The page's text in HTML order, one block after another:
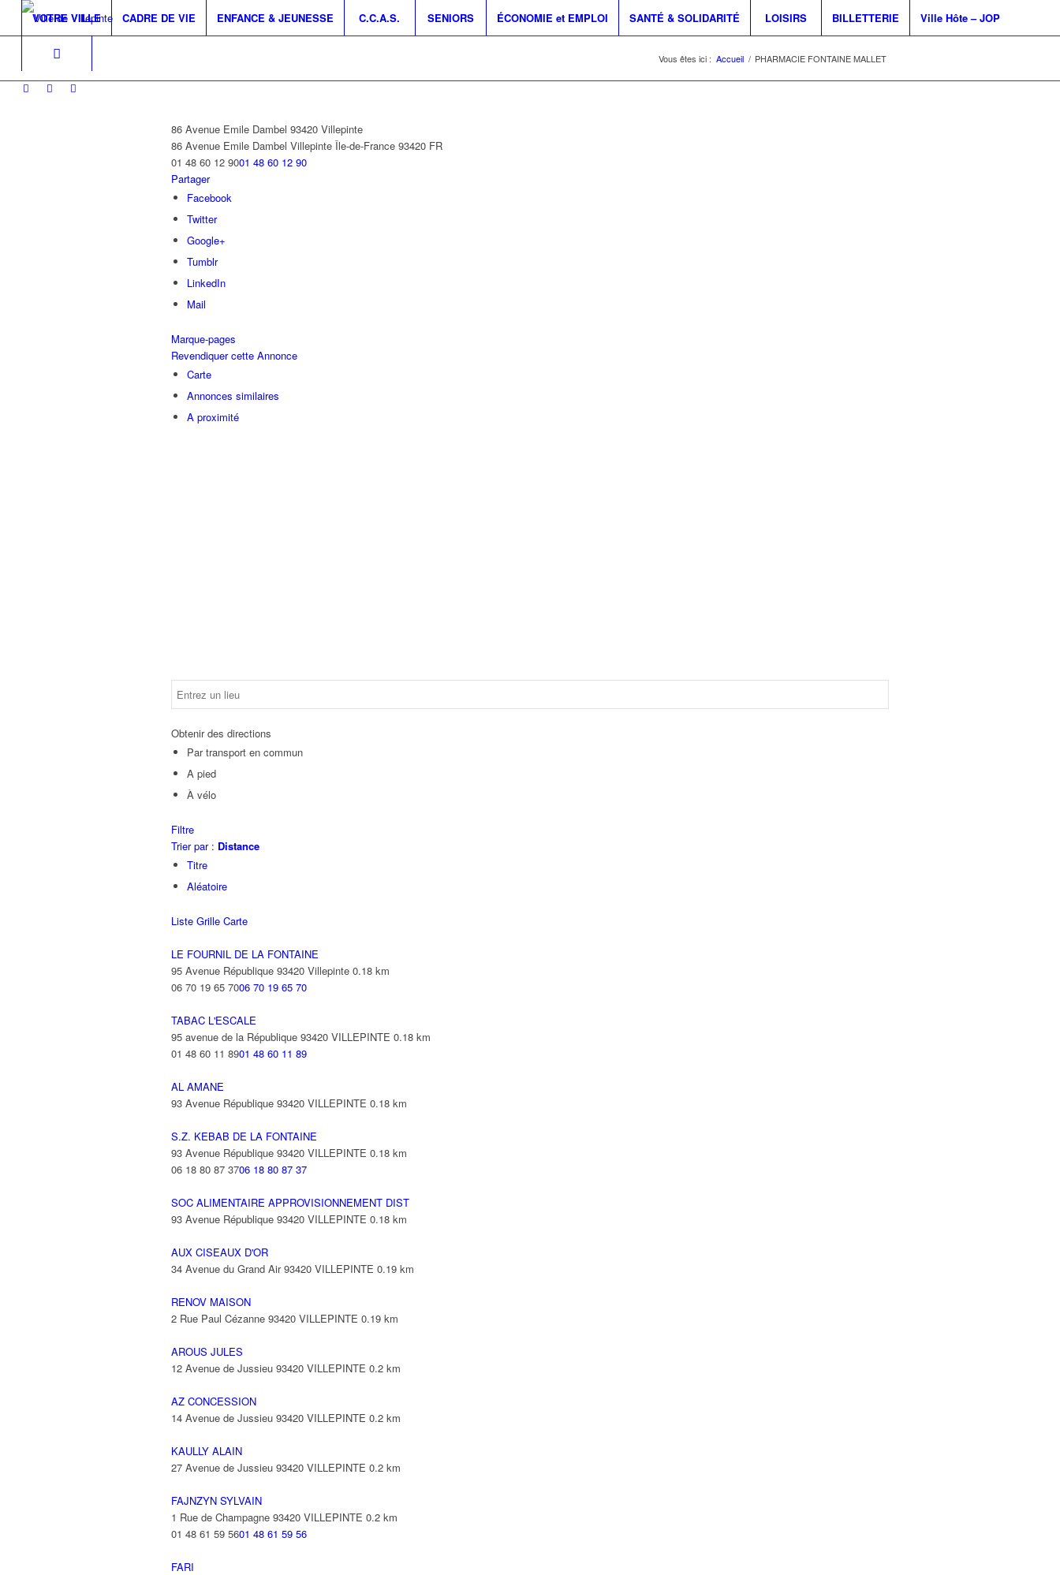
VOTRE VILLE CADRE DE VIE ENFANCE & JEUNESSE C.C.A.S. SENIORS ÉCONOMIE et EMPLOI SANTÉ & SOLIDARITÉ LOISIRS BILLETTERIE Ville Hôte – JOP
Vous êtes ici : Accueil / PHARMACIE FONTAINE MALLET
86 Avenue Emile Dambel 93420 Villepinte
86 Avenue Emile Dambel Villepinte Île-de-France 93420 FR
01 48 60 12 9001 48 60 12 90
Partager
Facebook
Twitter
Google+
Tumblr
LinkedIn
Mail
Marque-pages
Revendiquer cette Annonce
Carte
Annonces similaires
A proximité
Obtenir des directions
Par transport en commun
A pied
À vélo
Filtre
Trier par : Distance
Titre
Aléatoire
Liste Grille Carte
LE FOURNIL DE LA FONTAINE
95 Avenue République 93420 Villepinte 0.18 km
06 70 19 65 7006 70 19 65 70
TABAC L'ESCALE
95 avenue de la République 93420 VILLEPINTE 0.18 km
01 48 60 11 8901 48 60 11 89
AL AMANE
93 Avenue République 93420 VILLEPINTE 0.18 km
S.Z. KEBAB DE LA FONTAINE
93 Avenue République 93420 VILLEPINTE 0.18 km
06 18 80 87 3706 18 80 87 37
SOC ALIMENTAIRE APPROVISIONNEMENT DIST
93 Avenue République 93420 VILLEPINTE 0.18 km
AUX CISEAUX D'OR
34 Avenue du Grand Air 93420 VILLEPINTE 0.19 km
RENOV MAISON
2 Rue Paul Cézanne 93420 VILLEPINTE 0.19 km
AROUS JULES
12 Avenue de Jussieu 93420 VILLEPINTE 0.2 km
AZ CONCESSION
14 Avenue de Jussieu 93420 VILLEPINTE 0.2 km
KAULLY ALAIN
27 Avenue de Jussieu 93420 VILLEPINTE 0.2 km
FAJNZYN SYLVAIN
1 Rue de Champagne 93420 VILLEPINTE 0.2 km
01 48 61 59 5601 48 61 59 56
FARI